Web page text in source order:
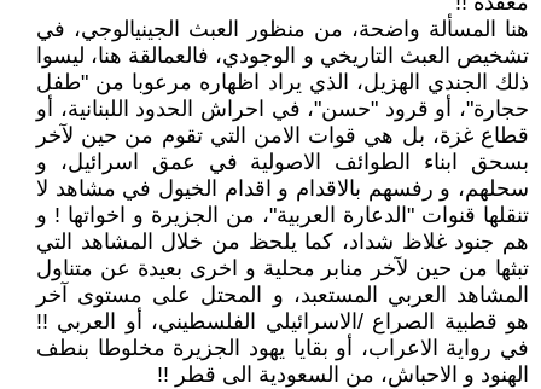
هنا المسألة واضحة، من منظور العبث الجينيالوجي، في
تشخيص العبث التاريخي و الوجودي، فالعمالقة هنا، ليسوا
ذلك الجندي الهزيل، الذي يراد اظهاره مرعوبا من "طفل
حجارة"، أو قرود "حسن"، في احراش الحدود اللبنانية، أو
قطاع غزة، بل هي قوات الامن التي تقوم من حين لآخر
بسحق ابناء الطوائف الاصولية في عمق اسرائيل، و
سحلهم، و رفسهم بالاقدام و اقدام الخيول في مشاهد لا
تنقلها قنوات "الدعارة العربية"، من الجزيرة و اخواتها ! و
هم جنود غلاظ شداد، كما يلحظ من خلال المشاهد التي
تبثها من حين لآخر منابر محلية و اخرى بعيدة عن متناول
المشاهد العربي المستعبد، و المحتل على مستوى آخر
هو قطبية الصراع /الاسرائيلي الفلسطيني، أو العربي !!
في رواية الاعراب، أو بقايا يهود الجزيرة مخلوطا بنطف
الهنود و الاحباش، من السعودية الى قطر !!